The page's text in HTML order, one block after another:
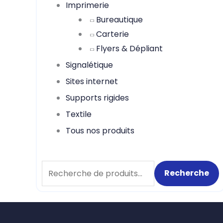
Imprimerie
Bureautique
Carterie
Flyers & Dépliant
Signalétique
Sites internet
Supports rigides
Textile
Tous nos produits
Recherche
Recherche